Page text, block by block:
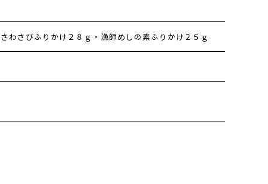
わさびふりかけ２８ｇ・漁師めしの素ふりかけ２５ｇ